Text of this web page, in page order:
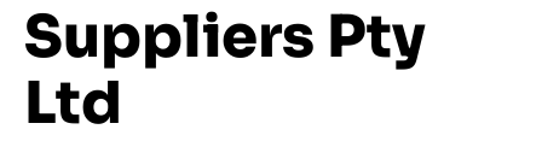
Suppliers Pty
Ltd